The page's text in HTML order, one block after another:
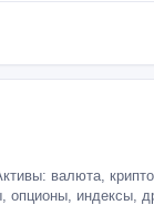
валюта,
опционы, индексы,